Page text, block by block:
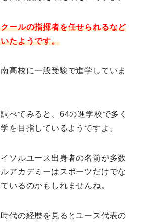
ールの指揮者を任せられるなど
たようです。
高校に一般受験で進学していま
べてみると、64の進学校で多く
を目指しているようですよ。
ソルユース出身者の名前が多数
アカデミーはスポーツだけでな
いるのかもしれませんね。
代の経歴を見るとユース代表の